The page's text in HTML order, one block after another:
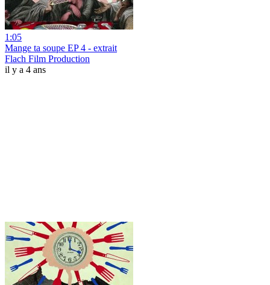
1:05
Mange ta soupe EP 4 - extrait
Flach Film Production
il y a 4 ans